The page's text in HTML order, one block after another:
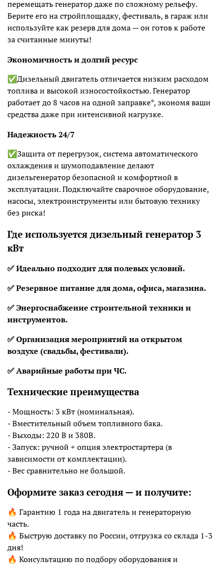
перемещать генератор даже по сложному рельефу.
Берите его на стройплощадку, фестиваль, в гараж или
используйте как резерв для дома — он готов к работе
за считанные минуты!
Экономичность и долгий ресурс
✅Дизельный двигатель отличается низким расходом
топлива и высокой износостойкостью. Генератор
работает до 8 часов на одной заправке*, экономя ваши
средства даже при интенсивной нагрузке.
Надежность 24/7
✅Защита от перегрузок, система автоматического
охлаждения и шумоподавление делают
дизельгенератор безопасной и комфортной в
эксплуатации. Подключайте сварочное оборудование,
насосы, электроинструменты или бытовую технику
без риска!
Где используется дизельный генератор 3
кВт
✅ Идеально подходит для полевых условий.
✅ Резервное питание для дома, офиса, магазина.
✅ Энергоснабжение строительной техники и
инструментов.
✅Организация мероприятий на открытом
воздухе (свадьбы, фестивали).
✅ Аварийные работы при ЧС.
Технические преимущества
- Мощность: 3 кВт (номинальная).
- Вместительный объем топливного бака.
- Выходы: 220 В и 380В.
- Запуск: ручной + опция электростартера (в
зависимости от комплектации).
- Вес сравнительно не большой.
Оформите заказ сегодня — и получите:
🔥 Гарантию 1 года на двигатель и генераторную
часть.
🔥 Быструю доставку по России, отгрузка со склада 1-3
дня!
🔥 Консультацию по подбору оборудования и